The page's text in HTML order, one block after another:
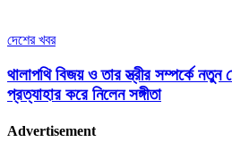
দেশের খবর
থালাপথি বিজয় ও তার স্ত্রীর সম্পর্কে
প্রত্যাহার করে নিলেন সঙ্গীতা
Advertisement